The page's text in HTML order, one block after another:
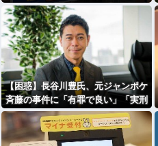
wwwwwwwwwwwwwwwwwwww
【困惑】長谷川豊氏、元ジャンポケ
斉藤の事件に「有罪で良い」「実刑
まで出すのが妥当なのかなー」